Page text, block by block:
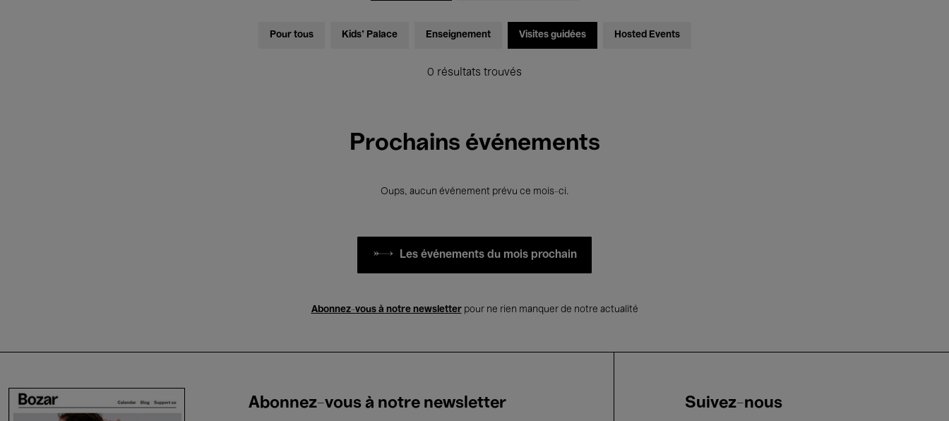
Pour tous Kids’ Palace Enseignement Visites guidées Hosted Events
0 résultats trouvés
Prochains événements
Oups, aucun événement prévu ce mois-ci.
Les événements du mois prochain
Abonnez-vous à notre newsletterpour ne rien manquer de notre actualité
Abonnez-vous à notre newsletter Suivez-nous